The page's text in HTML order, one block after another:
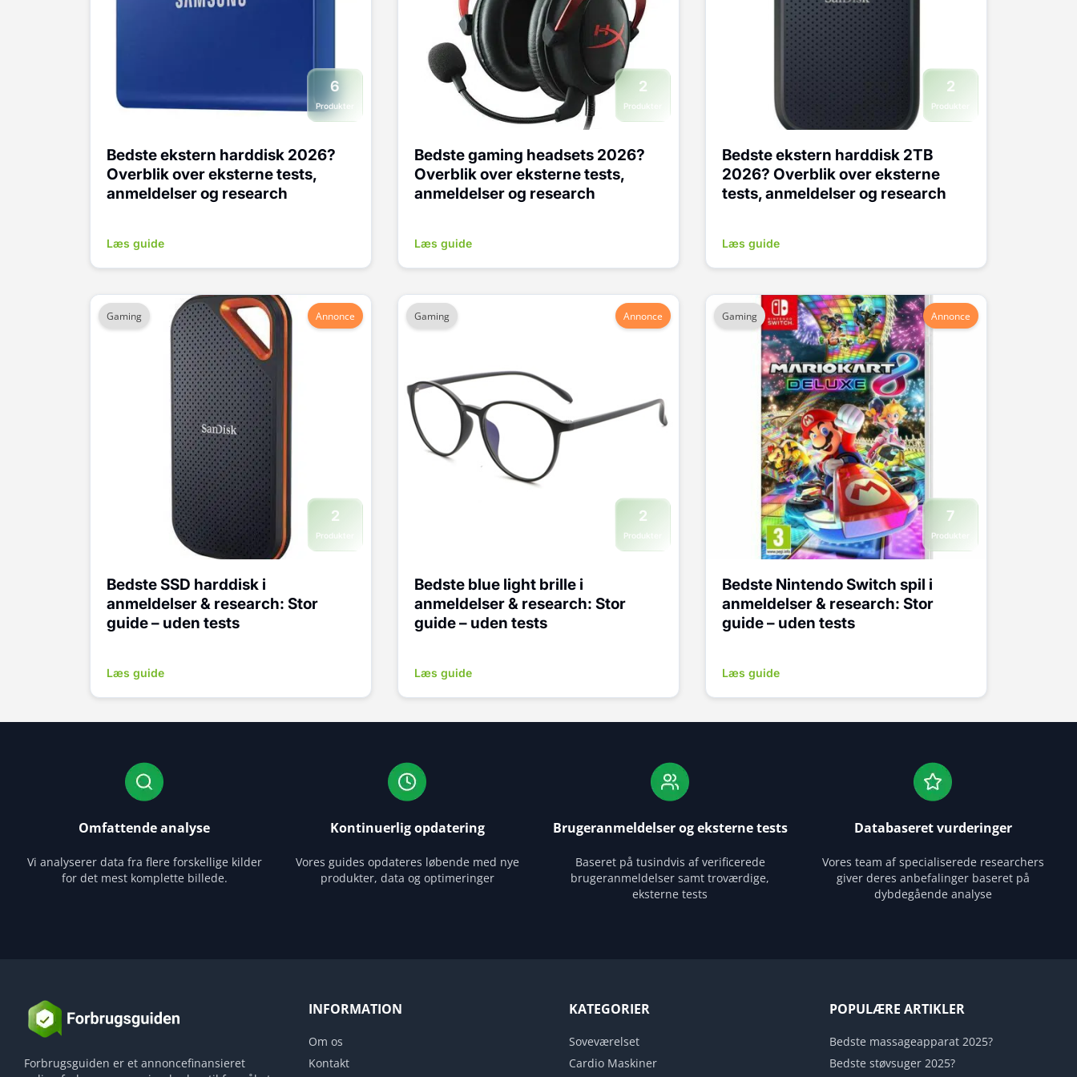
6
Produkter
Bedste ekstern harddisk 2026?
Overblik over eksterne tests,
anmeldelser og research
Læs guide
2
Produkter
Bedste gaming headsets 2026?
Overblik over eksterne tests,
anmeldelser og research
Læs guide
2
Produkter
Bedste ekstern harddisk 2TB
2026? Overblik over eksterne
tests, anmeldelser og research
Læs guide
Gaming Annonce
2
Produkter
Bedste SSD harddisk i
anmeldelser & research: Stor
guide – uden tests
Læs guide
Gaming Annonce
2
Produkter
Bedste blue light brille i
anmeldelser & research: Stor
guide – uden tests
Læs guide
Gaming Annonce
7
Produkter
Bedste Nintendo Switch spil i
anmeldelser & research: Stor
guide – uden tests
Læs guide
Omfattende analyse
Vi analyserer data fra flere forskellige kilder
for det mest komplette billede.
Kontinuerlig opdatering
Vores guides opdateres løbende med nye
produkter, data og optimeringer
Brugeranmeldelser og eksterne tests
Baseret på tusindvis af verificerede
brugeranmeldelser samt troværdige,
eksterne tests
Databaseret vurderinger
Vores team af specialiserede researchers
giver deres anbefalinger baseret på
dybdegående analyse
Forbrugsguiden er et annoncefinansieret
INFORMATION
Om os
Kontakt
KATEGORIER
Soveværelset
Cardio Maskiner
POPULÆRE ARTIKLER
Bedste massageapparat 2025?
Bedste støvsuger 2025?